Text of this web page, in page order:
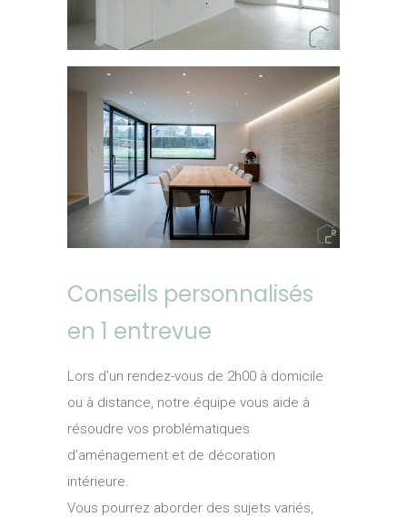
Conseils personnalisés
en 1 entrevue
Lors d’un rendez-vous de 2h00 à domicile
ou à distance, notre équipe vous aide à
résoudre vos problématiques
d’aménagement et de décoration
intérieure.
Vous pourrez aborder des sujets variés,